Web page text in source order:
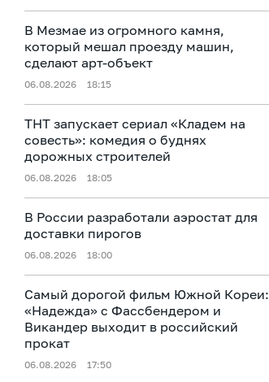
В Мезмае из огромного камня,
который мешал проезду машин,
сделают арт-объект
06.08.2026 18:15
ТНТ запускает сериал «Кладем на
совесть»: комедия о буднях
дорожных строителей
06.08.2026 18:05
В России разработали аэростат для
доставки пирогов
06.08.2026 18:00
Самый дорогой фильм Южной Кореи:
«Надежда» с Фассбендером и
Викандер выходит в российский
прокат
06.08.2026 17:50